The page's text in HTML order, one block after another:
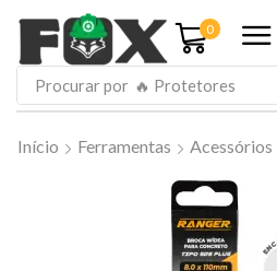
0
Procurar por 🔥 Protetores
Início Ferramentas Acessórios